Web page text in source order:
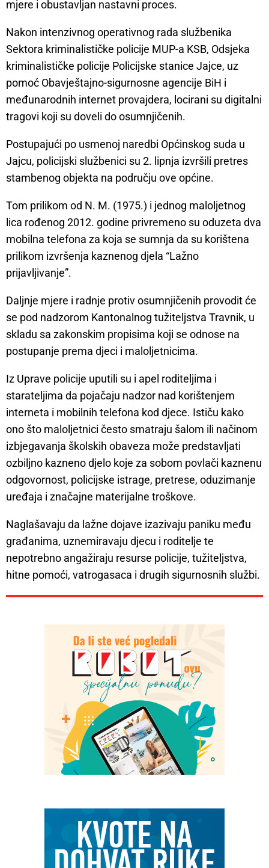
mjere i obustavljan nastavni proces.
Nakon intenzivnog operativnog rada službenika
Sektora kriminalističke policije MUP-a KSB, Odsjeka
kriminalističke policije Policijske stanice Jajce, uz
pomoć Obavještajno-sigurnosne agencije BiH i
međunarodnih internet provajdera, locirani su digitalni
tragovi koji su doveli do osumnjičenih.
Postupajući po usmenoj naredbi Općinskog suda u
Jajcu, policijski službenici su 2. lipnja izvršili pretres
stambenog objekta na području ove općine.
Tom prilikom od N. M. (1975.) i jednog maloljetnog
lica rođenog 2012. godine privremeno su oduzeta dva
mobilna telefona za koja se sumnja da su korištena
prilikom izvršenja kaznenog djela “Lažno
prijavljivanje”.
Daljnje mjere i radnje protiv osumnjičenih provodit će
se pod nadzorom Kantonalnog tužiteljstva Travnik, u
skladu sa zakonskim propisima koji se odnose na
postupanje prema djeci i maloljetnicima.
Iz Uprave policije uputili su i apel roditeljima i
starateljima da pojačaju nadzor nad korištenjem
interneta i mobilnih telefona kod djece. Ističu kako
ono što maloljetnici često smatraju šalom ili načinom
izbjegavanja školskih obaveza može predstavljati
ozbiljno kazneno djelo koje za sobom povlači kaznenu
odgovornost, policijske istrage, pretrese, oduzimanje
uređaja i značajne materijalne troškove.
Naglašavaju da lažne dojave izazivaju paniku među
građanima, uznemiravaju djecu i roditelje te
nepotrebno angažiraju resurse policije, tužiteljstva,
hitne pomoći, vatrogasaca i drugih sigurnosnih službi.